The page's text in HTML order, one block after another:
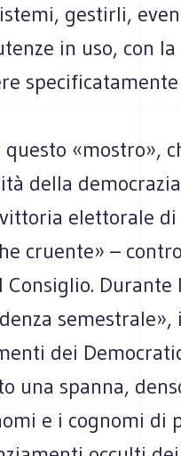
gestirli,
in uso, con
«mostro»,
della
elettorale
cruente» –
Consiglio.
dei
una spanna,
e i cognomi di